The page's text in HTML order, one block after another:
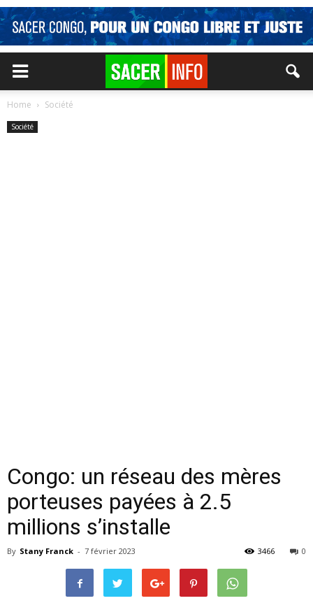
Home Société
Société
Congo: un réseau des mères
porteuses payées à 2.5
millions s’installe
By Stany Franck - 7 février 2023 0
3466